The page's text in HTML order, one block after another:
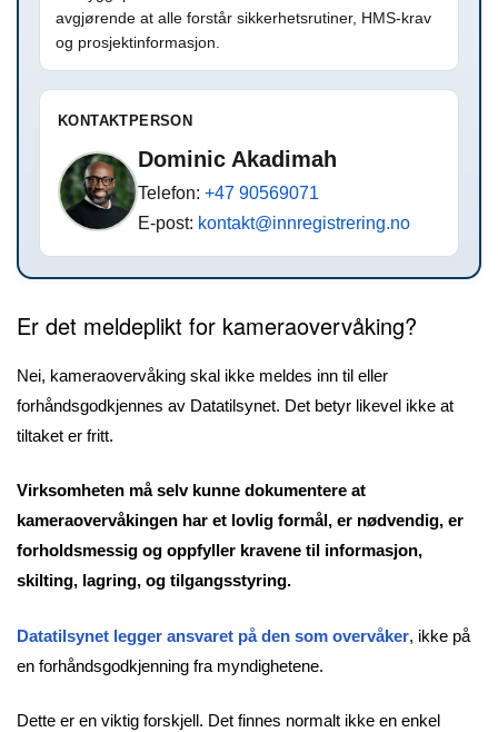
avgjørende at alle forstår sikkerhetsrutiner, HMS-krav
og prosjektinformasjon.
KONTAKTPERSON
Dominic Akadimah
Telefon: +47 90569071
E-post: kontakt@innregistrering.no
Er det meldeplikt for kameraovervåking?
Nei, kameraovervåking skal ikke meldes inn til eller
forhåndsgodkjennes av Datatilsynet. Det betyr likevel ikke at
tiltaket er fritt.
Virksomheten må selv kunne dokumentere at
kameraovervåkingen har et lovlig formål, er nødvendig, er
forholdsmessig og oppfyller kravene til informasjon,
skilting, lagring, og tilgangsstyring.
Datatilsynet legger ansvaret på den som overvåker, ikke på
en forhåndsgodkjenning fra myndighetene.
Dette er en viktig forskjell. Det finnes normalt ikke en enkel